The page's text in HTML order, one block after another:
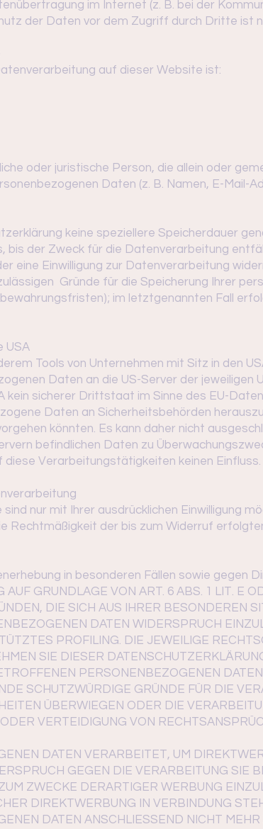
im Internet (z. B. bei der
der Daten vor dem Zugriff durch Dritte ist
auf dieser Website ist:
oder juristische Person, die allein oder
Daten (z. B. Namen, E-Mail-
keine speziellere Speicherdauer
bis der Zweck für die Datenverarbeitung
eine Einwilligung zur Datenverarbeitung
Gründe für die Speicherung Ihrer
im letztgenannten Fall
USA
Tools von Unternehmen mit Sitz in den
Daten an die US-Server der
kein sicherer Drittstaat im Sinne des EU-
Daten an Sicherheitsbehörden
könnten. Es kann daher nicht
befindlichen Daten zu
Verarbeitungstätigkeiten keinen Einfluss.
nur mit Ihrer ausdrücklichen Einwilligung
Rechtmäßigkeit der bis zum Widerruf
in besonderen Fällen sowie gegen
GRUNDLAGE VON ART. 6 ABS. 1 LIT. E
DIE SICH AUS IHRER BESONDEREN
DATEN WIDERSPRUCH
PROFILING. DIE JEWEILIGE
SIE DIESER
PERSONENBEZOGENEN
SCHUTZWÜRDIGE GRÜNDE FÜR DIE
ÜBERWIEGEN ODER DIE
VERTEIDIGUNG VON
DATEN VERARBEITET, UM
GEGEN DIE VERARBEITUNG SIE
ZWECKE DERARTIGER WERBUNG
DIREKTWERBUNG IN VERBINDUNG
DATEN ANSCHLIESSEND NICHT